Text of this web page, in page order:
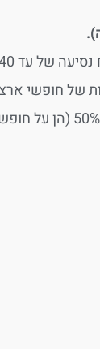
ארצי ב-
צעירים בגילאי 5-18, גמלאים, בעלי